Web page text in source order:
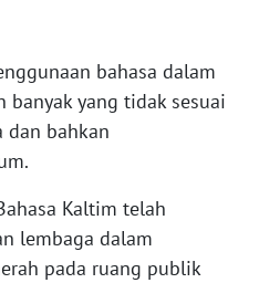
bahasa dalam
banyak yang tidak sesuai
dan bahkan
Kaltim telah
lembaga dalam
pada ruang publik